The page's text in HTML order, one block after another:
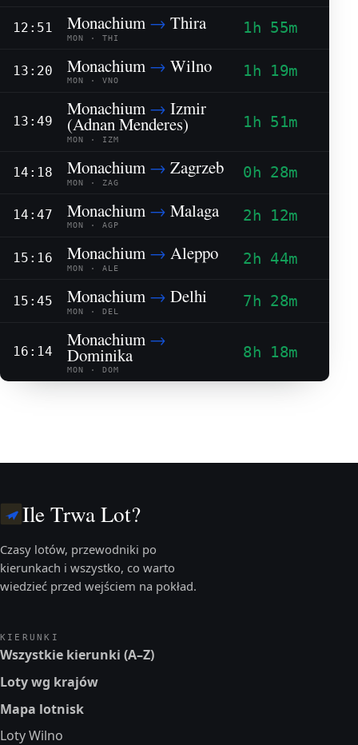
12:51 Monachium → Thira
MON · THI
1h 55m
13:20 Monachium → Wilno
MON · VNO
1h 19m
13:49
Monachium → Izmir
(Adnan Menderes)
MON · IZM
1h 51m
14:18 Monachium → Zagrzeb
MON · ZAG
0h 28m
14:47 Monachium → Malaga
MON · AGP
2h 12m
15:16 Monachium → Aleppo
MON · ALE
2h 44m
15:45 Monachium → Delhi
MON · DEL
7h 28m
16:14
Monachium →
Dominika
MON · DOM
8h 18m
Ile Trwa Lot?
Czasy lotów, przewodniki po
kierunkach i wszystko, co warto
wiedzieć przed wejściem na pokład.
KIERUNKI
Wszystkie kierunki (A–Z)
Loty wg krajów
Mapa lotnisk
Loty Wilno